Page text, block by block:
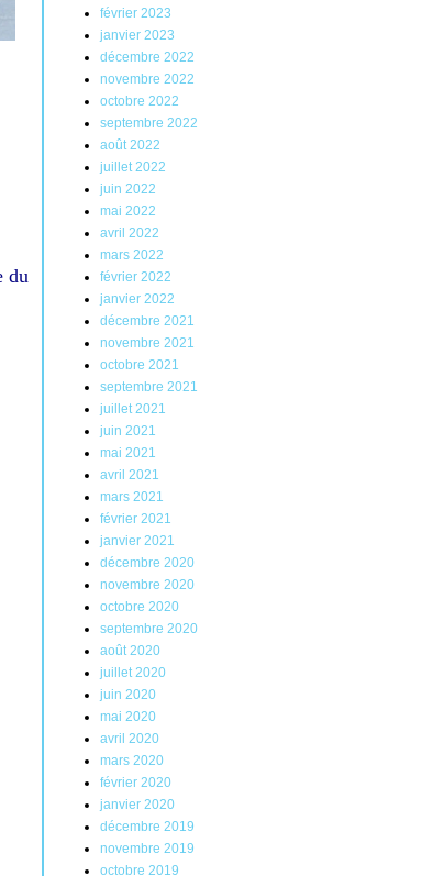
du
février 2023
janvier 2023
décembre 2022
novembre 2022
octobre 2022
septembre 2022
août 2022
juillet 2022
juin 2022
mai 2022
avril 2022
mars 2022
février 2022
janvier 2022
décembre 2021
novembre 2021
octobre 2021
septembre 2021
juillet 2021
juin 2021
mai 2021
avril 2021
mars 2021
février 2021
janvier 2021
décembre 2020
novembre 2020
octobre 2020
septembre 2020
août 2020
juillet 2020
juin 2020
mai 2020
avril 2020
mars 2020
février 2020
janvier 2020
décembre 2019
novembre 2019
octobre 2019